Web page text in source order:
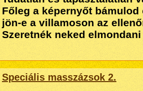
Főleg a képernyőt
jön-e a villamoson az
Szeretnék neked
Speciális masszázsok 2.